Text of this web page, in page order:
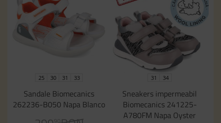
25 30 31 33
Sandale Biomecanics
262236-B050 Napa Blanco
90
31 34
Sneakers impermeabil
Biomecanics 241225-
A780FM Napa Oyster